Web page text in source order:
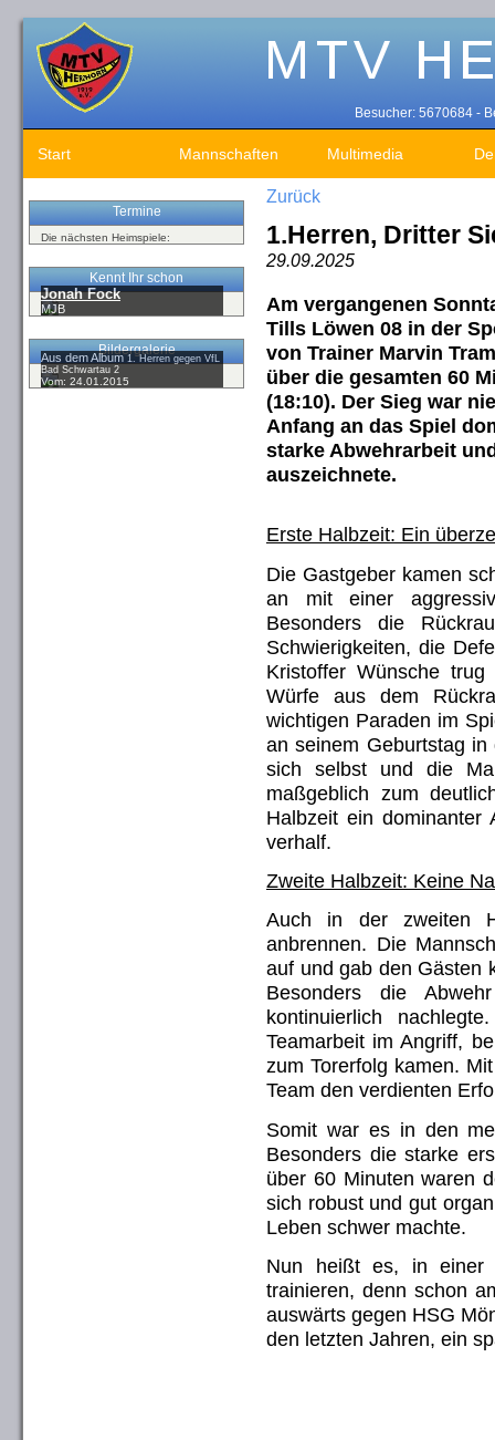
Besucher: 5670684 -
Start Mannschaften Multimedia
Termine
Die nächsten Heimspiele:
Kennt Ihr schon
Jonah Fock
MJB
Bildergalerie
Aus dem Album1. Herren gegen VfL
Bad Schwartau 2
Vom: 24.01.2015
Zurück
1.Herren, Dritter
29.09.2025
Am vergangenen
Tills Löwen 08 in der
von Trainer Marvin
über die gesamten 60
(18:10). Der Sieg war
Anfang an das Spiel
starke Abwehrarbeit
auszeichnete.
Erste Halbzeit: Ein
Die Gastgeber kamen
an mit einer
Besonders die
Schwierigkeiten, die
Kristoffer Wünsche
Würfe aus dem
wichtigen Paraden im
an seinem Geburtstag
sich selbst und die
maßgeblich zum
Halbzeit ein dominanter
verhalf.
Zweite Halbzeit: Keine
Auch in der zweiten
anbrennen. Die
auf und gab den Gästen
Besonders die
kontinuierlich
Teamarbeit im Angriff,
zum Torerfolg kamen.
Team den verdienten
Somit war es in den
Besonders die starke
über 60 Minuten waren
sich robust und gut
Leben schwer machte.
Nun heißt es, in einer
trainieren, denn schon
auswärts gegen HSG
den letzten Jahren, ein